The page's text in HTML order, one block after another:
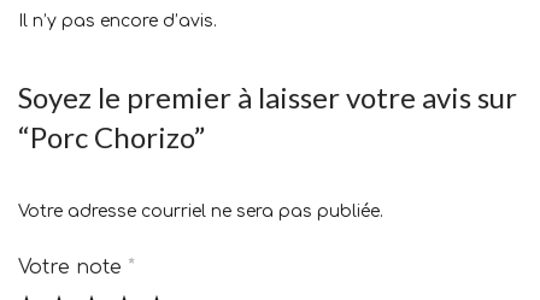
Il n’y pas encore d’avis.
Soyez le premier à laisser votre avis sur
“Porc Chorizo”
Votre adresse courriel ne sera pas publiée.
Votre note *